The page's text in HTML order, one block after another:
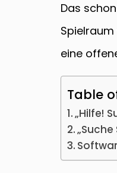
Das
eine
Table
„Hilfe!